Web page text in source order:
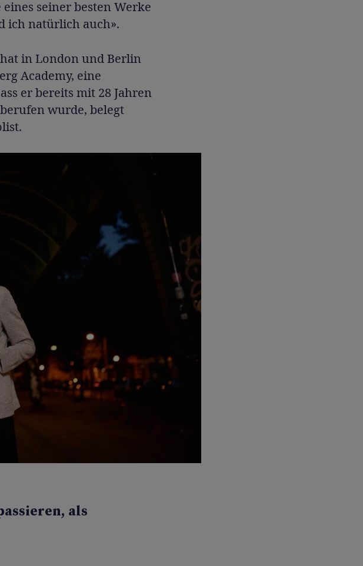
seiner besten Werke
ich natürlich auch».
in London und Berlin
Academy, eine
er bereits mit 28 Jahren
wurde, belegt
als